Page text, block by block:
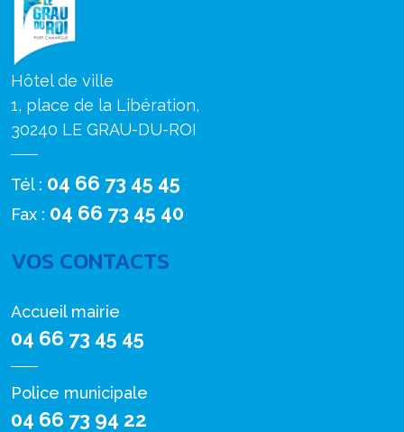
Hôtel de ville
1, place de la Libération,
30240 LE GRAU-DU-ROI
Tél : 04 66 73 45 45
Fax : 04 66 73 45 40
VOS CONTACTS
Accueil mairie
04 66 73 45 45
Police municipale
04 66 73 94 22